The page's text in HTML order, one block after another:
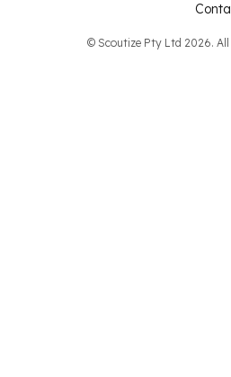
© Scoutize Pty Ltd 2026. All